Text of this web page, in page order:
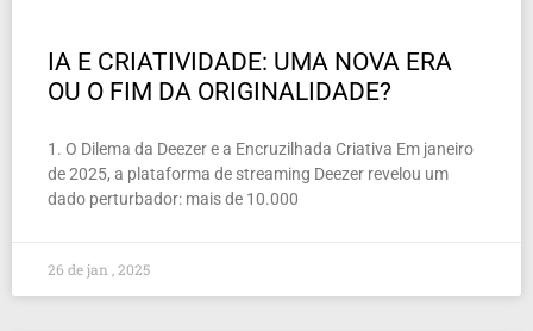
IA E CRIATIVIDADE: UMA NOVA ERA
OU O FIM DA ORIGINALIDADE?
1. O Dilema da Deezer e a Encruzilhada Criativa Em janeiro
de 2025, a plataforma de streaming Deezer revelou um
dado perturbador: mais de 10.000
26 de jan , 2025